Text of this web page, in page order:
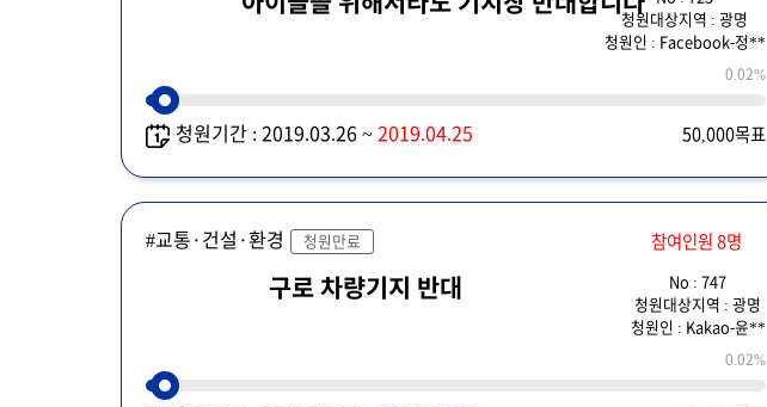
청원대상지역 : 광명
청원인 : Facebook-정**
0.02%
청원기간 : 2019.03.26 ~ 2019.04.25 50,000목표
#교통·건설·환경 청원만료 참여인원 8명
구로 차량기지 반대
No : 747
청원대상지역 : 광명
청원인 : Kakao-윤**
0.02%